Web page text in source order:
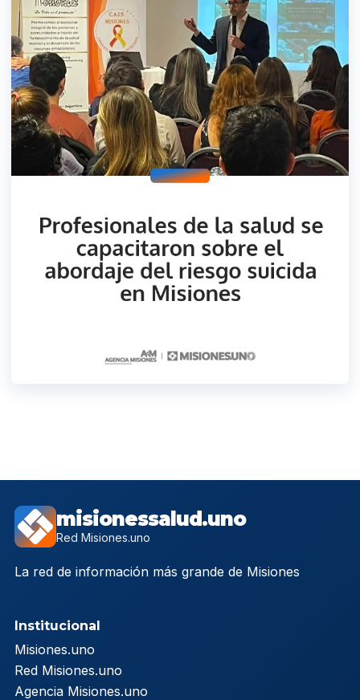
misionessalud.uno
Red Misiones.uno
La red de información más grande de Misiones
Institucional
Misiones.uno
Red Misiones.uno
Agencia Misiones.uno